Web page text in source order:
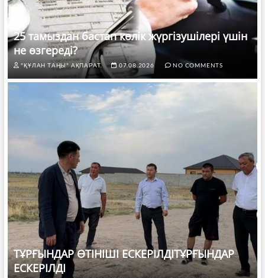
25 тамыздан бастап көлік жүргізушілері үшін
не өзгереді?
"ҚҰЛАН ТАҢЫ" АҚПАРАТ. 07.08.2026 NO COMMENTS
ТҰРҒЫНДАР ӨТІНІШІ ЕСКЕРІЛДІТҰРҒЫНДАР
ЕСКЕРІЛДІ